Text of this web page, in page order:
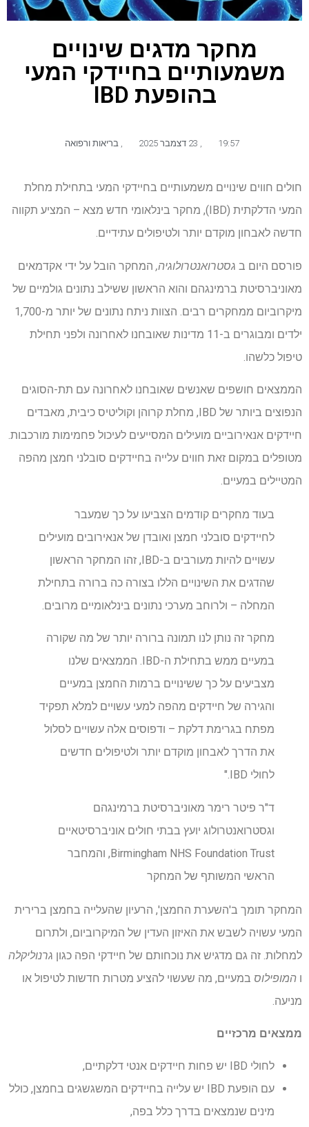
מחקר מדגים שינויים
משמעותיים בחיידקי המעי
בהופעת IBD
19:57 בריאות ורפואה
חולים חווים שינויים משמעותיים בחיידקי המעי בתחילת מחלת
המעי הדלקתית (IBD), מחקר בינלאומי חדש מצא – המציע תקווה
חדשה לאבחון מוקדם יותר ולטיפולים עתידיים.
פורסם היום ב גסטרואנטרולוגיה, המחקר הובל על ידי אקדמאים
מאוניברסיטת ברמינגהם והוא הראשון ששילב נתונים גולמיים של
מיקרוביום ממחקרים רבים. הצוות ניתח נתונים של יותר מ-1,700
ילדים ומבוגרים ב-11 מדינות שאובחנו לאחרונה ולפני תחילת
טיפול כלשהו.
הממצאים חושפים שאנשים שאובחנו לאחרונה עם תת-הסוגים
הנפוצים ביותר של IBD, מחלת קרוהן וקוליטיס כיבית, מאבדים
חיידקים אנאירוביים מועילים המסייעים לעיכול פחמימות מורכבות.
מטופלים במקום זאת חווים עלייה בחיידקים סובלני חמצן מהפה
המטיילים במעיים.
בעוד מחקרים קודמים הצביעו על כך שמעבר
לחיידקים סובלני חמצן ואובדן של אנאירובים מועילים
עשויים להיות מעורבים ב-IBD, זהו המחקר הראשון
שהדגים את השינויים הללו בצורה כה ברורה בתחילת
המחלה – ולרוחב מערכי נתונים בינלאומיים מרובים.
מחקר זה נותן לנו תמונה ברורה יותר של מה שקורה
במעיים ממש בתחילת ה-IBD. הממצאים שלנו
מצביעים על כך ששינויים ברמות החמצן במעיים
והגירה של חיידקים מהפה למעי עשויים למלא תפקיד
מפתח בגרימת דלקת – ודפוסים אלה עשויים לסלול
את הדרך לאבחון מוקדם יותר ולטיפולים חדשים
לחולי IBD."
ד"ר פיטר רימר מאוניברסיטת ברמינגהם
וגסטרואנטרולוג יועץ בבתי חולים אוניברסיטאיים
Birmingham NHS Foundation Trust, והמחבר
הראשי המשותף של המחקר
המחקר תומך ב'השערת החמצן', הרעיון שהעלייה בחמצן ברירית
המעי עשויה לשבש את האיזון העדין של המיקרוביום, ולתרום
למחלות. זה גם מדגיש את נוכחותם של חיידקי הפה כגון גרנוליקלה
ו המופילוס במעיים, מה שעשוי להציע מטרות חדשות לטיפול או
מניעה.
ממצאים מרכזיים
לחולי IBD יש פחות חיידקים אנטי דלקתיים,
עם הופעת IBD יש עלייה בחיידקים המשגשגים בחמצן, כולל
מינים שנמצאים בדרך כלל בפה,